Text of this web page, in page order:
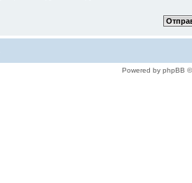
Powered by phpBB